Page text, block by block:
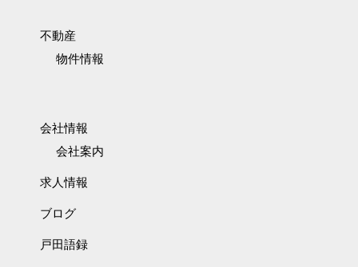
不動産
物件情報
会社情報
会社案内
求人情報
ブログ
戸田語録